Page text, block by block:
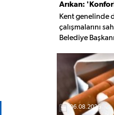
Arıkan:
İçin
Kent genelinde
çalışmalarını
Belediye
hayatına
ulaşım
çözümleri
bu sezon
06.08.2026